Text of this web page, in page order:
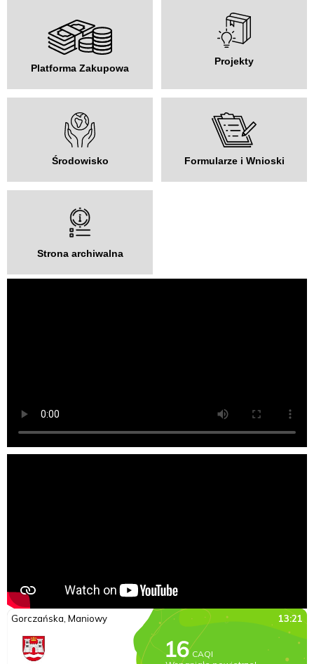
Platforma Zakupowa
Projekty
Środowisko Formularze i Wnioski
Strona archiwalna